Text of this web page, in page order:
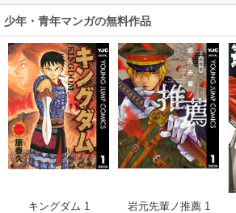
少年・青年マンガの無料作品
キングダム 1
岩元先輩ノ推薦 1